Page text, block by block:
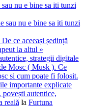
nu e bine sa iti tunzi
sau nu e bine sa iti tunzi
ce aceeași ședință
la altul »
strategii digitale
Mosc ( Musk ). Ce
si cum poate fi folosit.
importante explicate
autentice,
reală la Furtuna